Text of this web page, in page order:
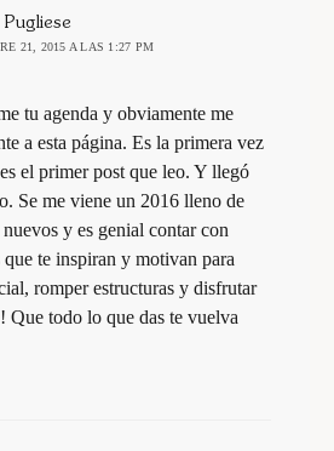
21, 2015 A LAS 1:27 PM
tu agenda y obviamente me
a esta página. Es la primera vez
el primer post que leo. Y llegó
Se me viene un 2016 lleno de
y es genial contar con
te inspiran y motivan para
romper estructuras y disfrutar
todo lo que das te vuelva